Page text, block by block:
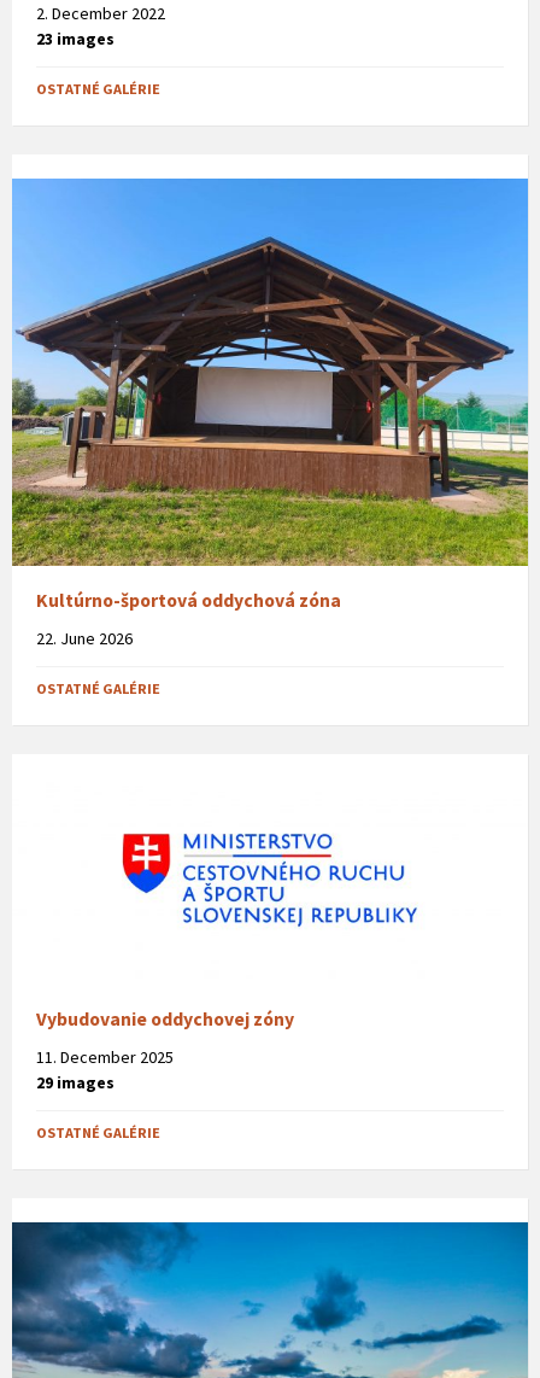
2. December 2022
23 images
OSTATNÉ GALÉRIE
Kultúrno-športová oddychová zóna
22. June 2026
OSTATNÉ GALÉRIE
Vybudovanie oddychovej zóny
11. December 2025
29 images
OSTATNÉ GALÉRIE